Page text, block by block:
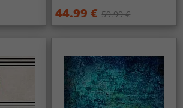
44.99 € 59.99 €